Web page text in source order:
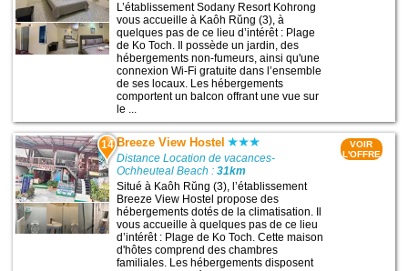
L’établissement Sodany Resort Kohrong
vous accueille à Kaôh Rŭng (3), à
quelques pas de ce lieu d’intérêt : Plage
de Ko Toch. Il possède un jardin, des
hébergements non-fumeurs, ainsi qu'une
connexion Wi-Fi gratuite dans l’ensemble
de ses locaux. Les hébergements
comportent un balcon offrant une vue sur
le ...
14 Breeze View Hostel
Distance Location de vacances-
Ochheuteal Beach :31km
Situé à Kaôh Rŭng (3), l’établissement
Breeze View Hostel propose des
hébergements dotés de la climatisation. Il
vous accueille à quelques pas de ce lieu
d’intérêt : Plage de Ko Toch. Cette maison
d'hôtes comprend des chambres
familiales. Les hébergements disposent
VOIR
L'OFFRE